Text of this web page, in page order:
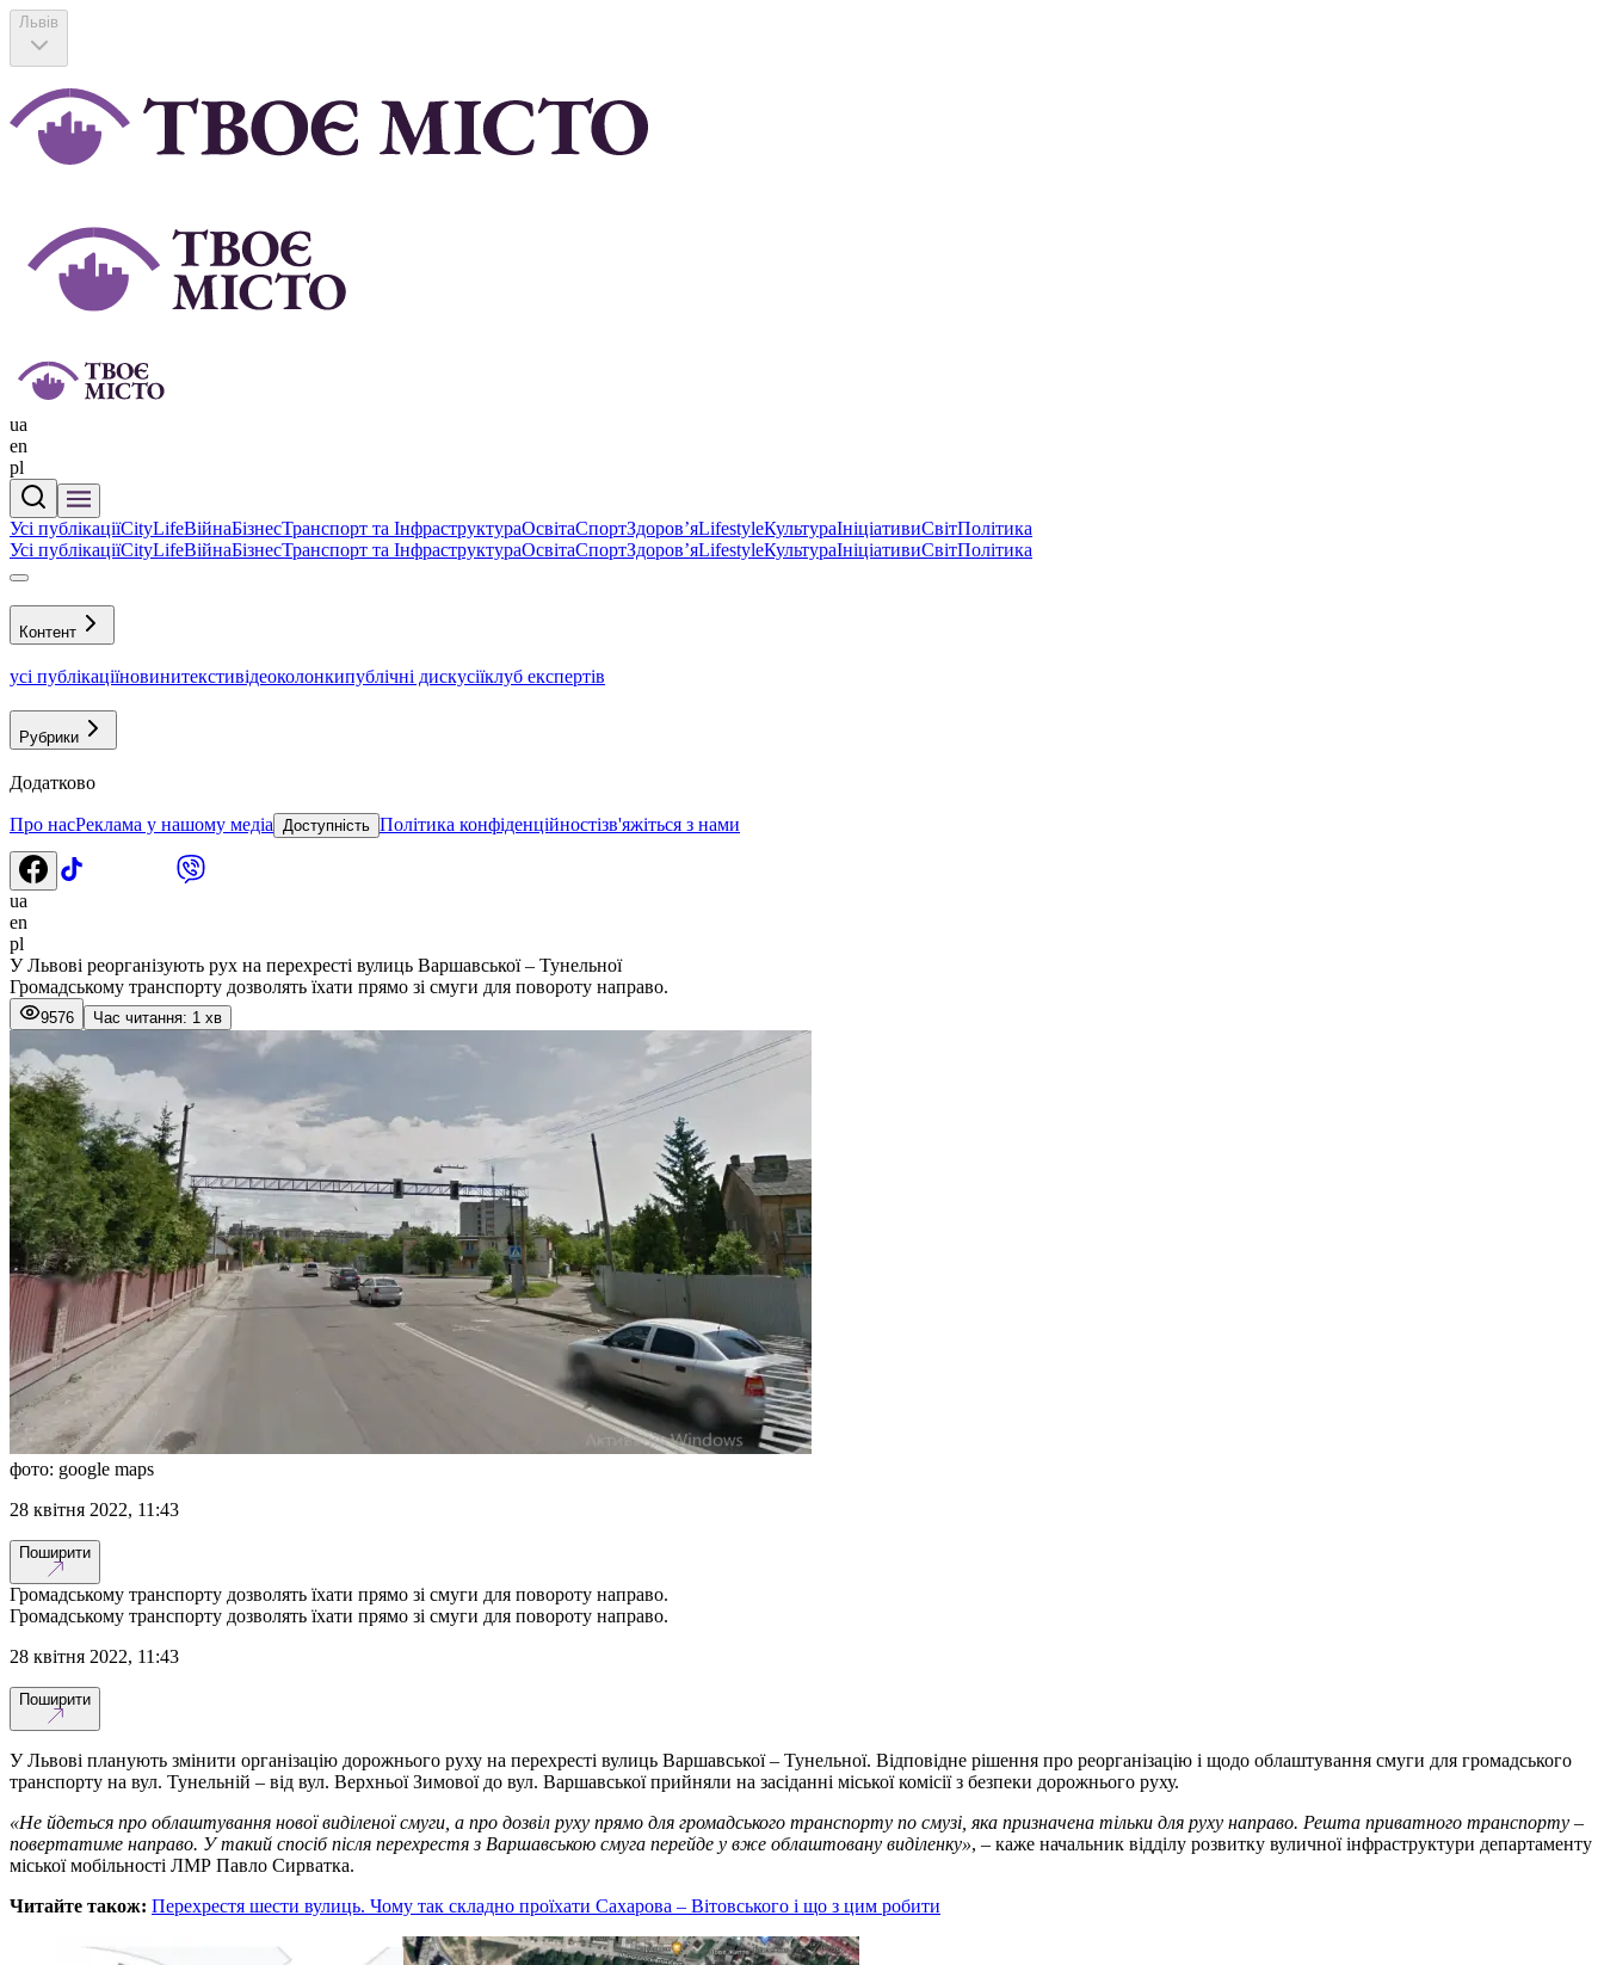
Львів
ua
en
pl
Усі публікаціїCityLifeВійнаБізнесТранспорт та ІнфраструктураОсвітаСпортЗдоровʼяLifestyleКультураІніціативиСвітПолітика
Усі публікаціїCityLifeВійнаБізнесТранспорт та ІнфраструктураОсвітаСпортЗдоровʼяLifestyleКультураІніціативиСвітПолітика
Контент
усі публікаціїновинитекстивідеоколонкипублічні дискусіїклуб експертів
Рубрики
Додатково
Про насРеклама у нашому медіа Доступність Політика конфіденційностізв'яжіться з нами
ua
en
pl
У Львові реорганізують рух на перехресті вулиць Варшавської – Тунельної
Громадському транспорту дозволять їхати прямо зі смуги для повороту направо.
9576 Час читання: 1 хв
фото: google maps
28 квітня 2022, 11:43
Поширити
Громадському транспорту дозволять їхати прямо зі смуги для повороту направо.
Громадському транспорту дозволять їхати прямо зі смуги для повороту направо.
28 квітня 2022, 11:43
Поширити
У Львові планують змінити організацію дорожнього руху на перехресті вулиць Варшавської – Тунельної. Відповідне рішення про реорганізацію і щодо облаштування смуги для громадського
транспорту на вул. Тунельній – від вул. Верхньої Зимової до вул. Варшавської прийняли на засіданні міської комісії з безпеки дорожнього руху.
«Не йдеться про облаштування нової виділеної смуги, а про дозвіл руху прямо для громадського транспорту по смузі, яка призначена тільки для руху направо. Решта приватного транспорту –
повертатиме направо. У такий спосіб після перехрестя з Варшавською смуга перейде у вже облаштовану виділенку», – каже начальник відділу розвитку вуличної інфраструктури департаменту
міської мобільності ЛМР Павло Сирватка.
Читайте також: Перехрестя шести вулиць. Чому так складно проїхати Сахарова – Вітовського і що з цим робити